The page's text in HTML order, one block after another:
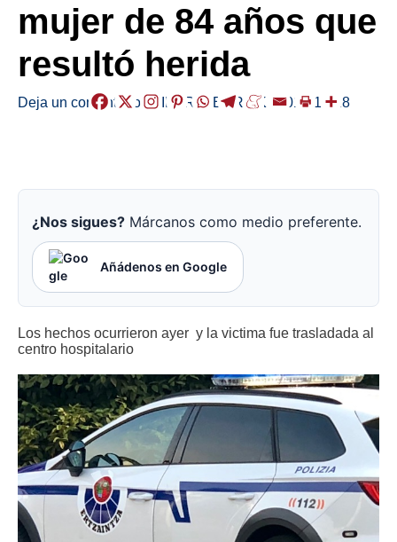
mujer de 84 años que
resultó herida
Deja un comentario /EIBAR ,HERRIAK /2019-10-18
¿Nos sigues? Márcanos como medio preferente.
Añádenos en Google
Los hechos ocurrieron ayer y la victima fue trasladada al
centro hospitalario